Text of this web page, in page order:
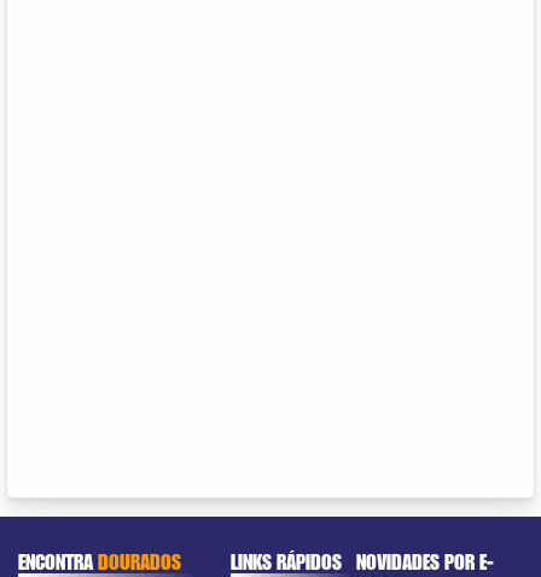
ENCONTRADOURADOS LINKS RÁPIDOS NOVIDADES POR E-